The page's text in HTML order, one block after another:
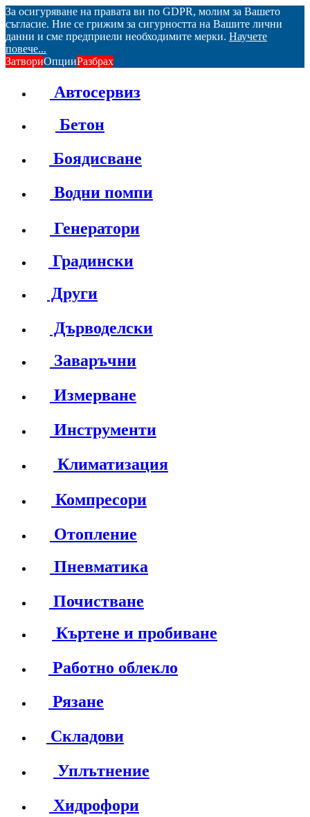
За осигуряване на правата ви по GDPR, молим за Вашето
съгласие. Ние се грижим за сигурността на Вашите лични
данни и сме предприели необходимите мерки. Научете
повече...
ЗатвориОпцииРазбрах
Автосервиз
Бетон
Боядисване
Водни помпи
Генератори
Градински
Други
Дърводелски
Заваръчни
Измерване
Инструменти
Климатизация
Компресори
Отопление
Пневматика
Почистване
Къртене и пробиване
Работно облекло
Рязане
Складови
Уплътнение
Хидрофори